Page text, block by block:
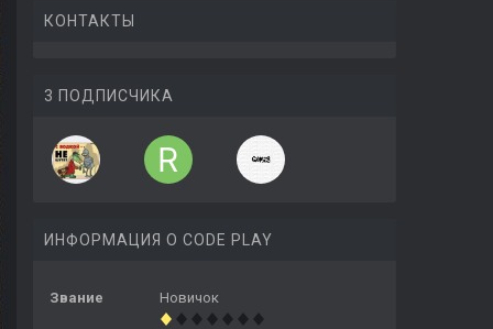
КОНТАКТЫ
3 ПОДПИСЧИКА
ИНФОРМАЦИЯ О CODE PLAY
Звание Новичок